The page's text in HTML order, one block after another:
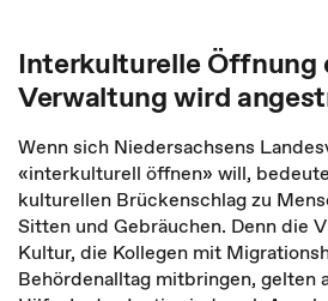
Interkulturelle Öffnung
Verwaltung wird
Wenn sich Niedersachsens
«interkulturell öffnen» will,
kulturellen Brückenschlag zu
Sitten und Gebräuchen. Denn die
Kultur, die Kollegen mit
Behördenalltag mitbringen, gelten